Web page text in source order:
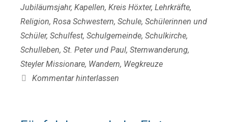
Jubiläumsjahr, Kapellen, Kreis Höxter, Lehrkräfte,
Religion, Rosa Schwestern, Schule, Schülerinnen und
Schüler, Schulfest, Schulgemeinde, Schulkirche,
Schulleben, St. Peter und Paul, Sternwanderung,
Steyler Missionare, Wandern, Wegkreuze
Kommentar hinterlassen